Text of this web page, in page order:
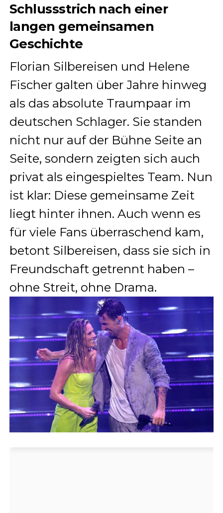
Schlussstrich nach einer
langen gemeinsamen
Geschichte
Florian Silbereisen und Helene
Fischer galten über Jahre hinweg
als das absolute Traumpaar im
deutschen Schlager. Sie standen
nicht nur auf der Bühne Seite an
Seite, sondern zeigten sich auch
privat als eingespieltes Team. Nun
ist klar: Diese gemeinsame Zeit
liegt hinter ihnen. Auch wenn es
für viele Fans überraschend kam,
betont Silbereisen, dass sie sich in
Freundschaft getrennt haben –
ohne Streit, ohne Drama.